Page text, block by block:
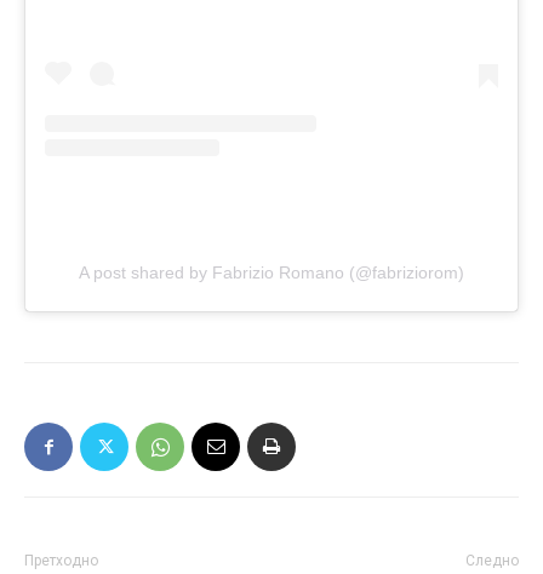
A post shared by Fabrizio Romano (@fabriziorom)
Претходно Следно